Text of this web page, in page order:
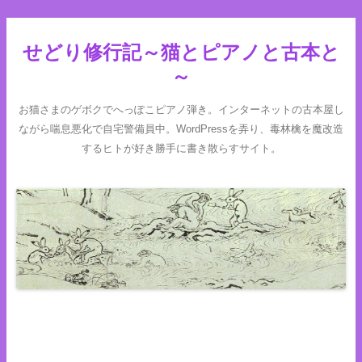
せどり修行記～猫とピアノと古本と
～
お猫さまのゲボクでへっぽこピアノ弾き。インターネットの古本屋し
ながら喘息悪化で自宅警備員中。WordPressを弄り、毒林檎を魔改造
するヒトが好き勝手に書き散らすサイト。